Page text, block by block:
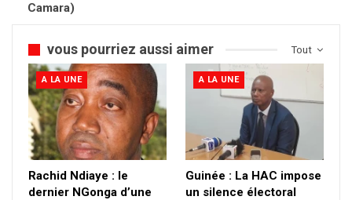
Camara)
Tout
vous pourriez aussi aimer
A LA UNE
Rachid Ndiaye : le
dernier NGonga d’une
A LA UNE
Guinée : La HAC impose
un silence électoral